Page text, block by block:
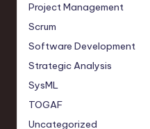
Project Management
Scrum
Software Development
Strategic Analysis
SysML
TOGAF
Uncategorized